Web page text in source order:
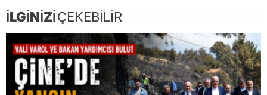
İLGİNİZİÇEKEBİLİR